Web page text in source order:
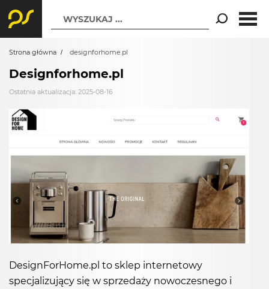
WYSZUKAJ ...
Strona główna designforhome.pl
Designforhome.pl
Ostatnia aktualizacja: 2025-08-16
DesignForHome.pl to sklep internetowy
specjalizujący się w sprzedaży nowoczesnego i